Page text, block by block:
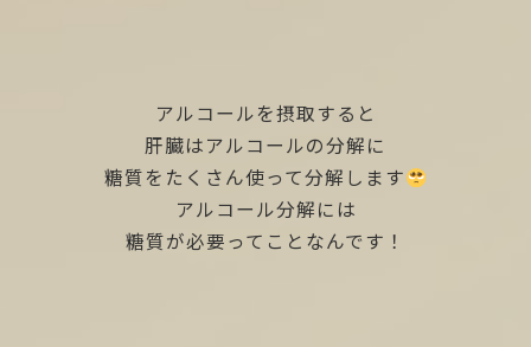
アルコールを摂取すると
肝臓はアルコールの分解に
糖質をたくさん使って分解します
アルコール分解には
糖質が必要ってことなんです！